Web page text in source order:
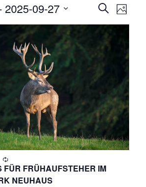
V
E
R
A
N
S
T
A
Suche V
E
A
S
T
A
T
Foto
2025-09-27
FÜR FRÜHAUFSTEHER IM
NEUHAUS